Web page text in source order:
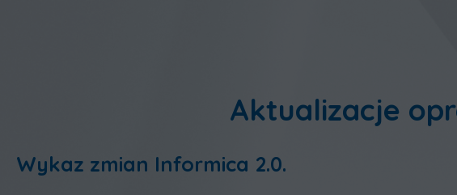
Aktualizacje
Wykaz zmian Informica 2.0.